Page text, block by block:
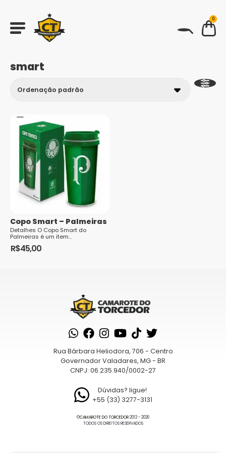
0
smart
Copo Smart – Palmeiras
Detalhes O Copo Smart do
Palmeiras é um item
indispensável para os...
R$45,00
Rua Bárbara Heliodora, 706 - Centro
Governador Valadares, MG - BR
CNPJ: 06.235.940/0002-27
Dúvidas? ligue!
+55 (33) 3277-3131
©CAMAROTE DO TORCEDOR2013 - 2026
TODOS OS DIREITOS RESERVADOS